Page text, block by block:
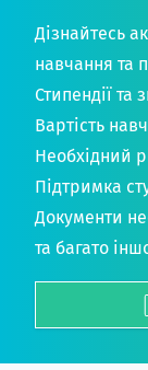
Дізнайтесь
навчання та
Стипендії та
Вартість
Необхідний
Підтримка
Документи
та багато